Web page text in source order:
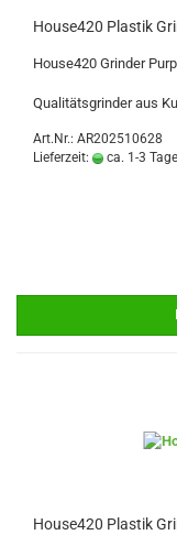
House420 Plastik
House420 Grinder
Qualitätsgrinder aus
Art.Nr.: AR202510628
Lieferzeit:
ca. 1-3 Tage
House420 Plastik